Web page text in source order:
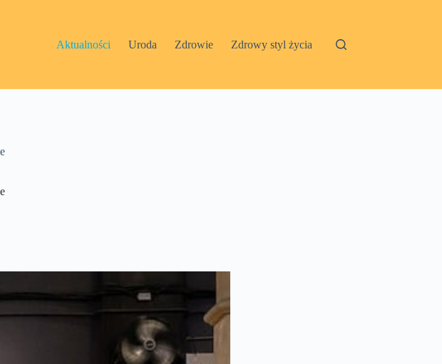
Aktualności Uroda Zdrowie Zdrowy styl życia